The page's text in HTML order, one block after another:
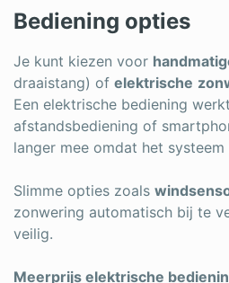
Bediening opties
Je kunt kiezen voor
draaistang) of elektrische
Een elektrische bediening
afstandsbediening of
langer mee omdat het
Slimme opties zoals
zonwering automatisch bij te
veilig.
Meerprijs elektrische